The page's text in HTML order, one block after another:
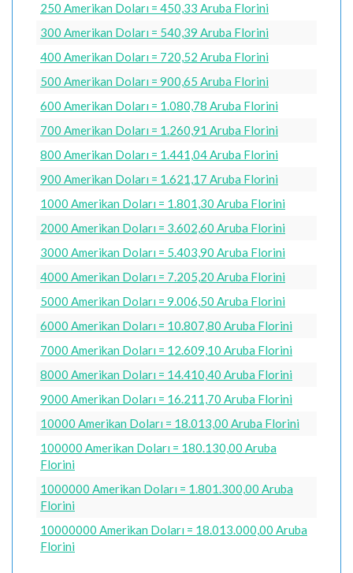
250 Amerikan Doları = 450,33 Aruba Florini
300 Amerikan Doları = 540,39 Aruba Florini
400 Amerikan Doları = 720,52 Aruba Florini
500 Amerikan Doları = 900,65 Aruba Florini
600 Amerikan Doları = 1.080,78 Aruba Florini
700 Amerikan Doları = 1.260,91 Aruba Florini
800 Amerikan Doları = 1.441,04 Aruba Florini
900 Amerikan Doları = 1.621,17 Aruba Florini
1000 Amerikan Doları = 1.801,30 Aruba Florini
2000 Amerikan Doları = 3.602,60 Aruba Florini
3000 Amerikan Doları = 5.403,90 Aruba Florini
4000 Amerikan Doları = 7.205,20 Aruba Florini
5000 Amerikan Doları = 9.006,50 Aruba Florini
6000 Amerikan Doları = 10.807,80 Aruba Florini
7000 Amerikan Doları = 12.609,10 Aruba Florini
8000 Amerikan Doları = 14.410,40 Aruba Florini
9000 Amerikan Doları = 16.211,70 Aruba Florini
10000 Amerikan Doları = 18.013,00 Aruba Florini
100000 Amerikan Doları = 180.130,00 Aruba
Florini
1000000 Amerikan Doları = 1.801.300,00 Aruba
Florini
10000000 Amerikan Doları = 18.013.000,00 Aruba
Florini